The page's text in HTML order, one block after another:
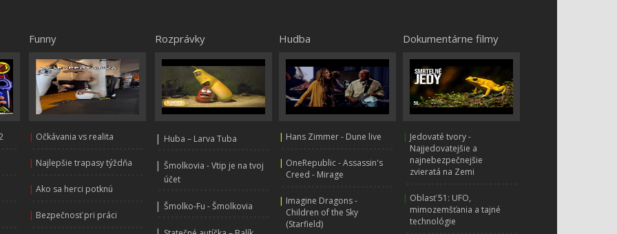
Larva - mix
Larva - Iskry lásky
117. Larva Tuba - Komár
Funny
| Očkávania vs realita
| Najlepšie trapasy týždňa
| Ako sa herci potknú
| Bezpečnosť pri práci
Rozprávky
| Huba – Larva Tuba
| Šmolkovia - Vtip je na tvoj
účet
| Šmolko-Fu - Šmolkovia
Hudba
| Hans Zimmer - Dune live
| OneRepublic - Assassin's
Creed - Mirage
| Imagine Dragons -
Children of the Sky
(Starfield)
Dokumentárne filmy
| Jedovaté tvory -
Najjedovatejšie a
najnebezpečnejšie
zvieratá na Zemi
| Oblasť 51: UFO,
mimozemšťania a tajné
technológie